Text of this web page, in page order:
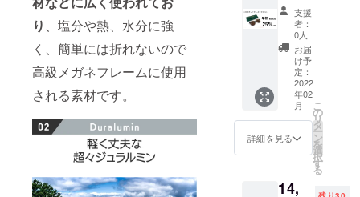
り 、塩分や熱、水分に強
く、簡単には折れないので
高級メガネフレームに使用
される素材です。
× 1 （フ
レー
ム：ブ
ラッ
ク レ
ンズ：
ブラウ
ン） ■
ハード
ケース
× 1 ■レ
ンズク
ラッ
ク・ブ
ラウ
ン》
【早割
25％OF
F】限定
30名 定
19,500
円 →
14,600
送料
支援
者：
0人
お届
け予
定：
2022
年02
月
詳細を見る
こ
の
リ
タ
ー
ン
を
選
択
す
る
14,